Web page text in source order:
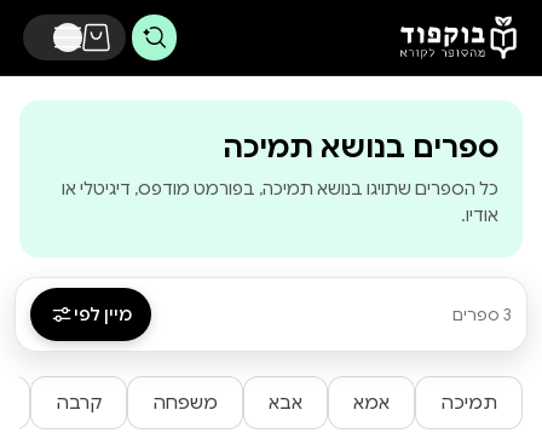
דלג לתוכן הראשי
ספרים בנושא תמיכה
כל הספרים שתויגו בנושא תמיכה, בפורמט מודפס, דיגיטלי או
אודיו.
3 ספרים מיין לפי
תמיכה אמא אבא משפחה קרבה